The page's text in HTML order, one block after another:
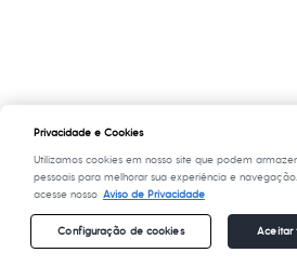
Privacidade e Cookies
Utilizamos cookies em nosso site que podem
pessoais para melhorar sua experiência e
acesse nosso Aviso de Privacidade
Configuração de cookies Aceitar